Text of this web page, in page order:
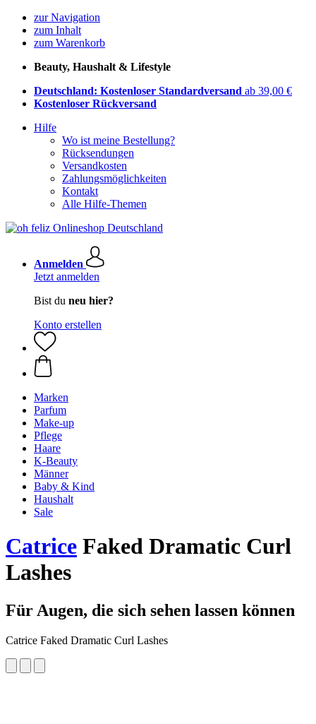
zur Navigation
zum Inhalt
zum Warenkorb
Beauty, Haushalt & Lifestyle
Deutschland: Kostenloser Standardversand ab 39,00 €
Kostenloser Rückversand
Hilfe
Wo ist meine Bestellung?
Rücksendungen
Versandkosten
Zahlungsmöglichkeiten
Kontakt
Alle Hilfe-Themen
Anmelden
Jetzt anmelden
Bist du neu hier?
Konto erstellen
Marken
Parfum
Make-up
Pflege
Haare
K-Beauty
Männer
Baby & Kind
Haushalt
Sale
Catrice Faked Dramatic Curl
Lashes
Für Augen, die sich sehen lassen können
Catrice Faked Dramatic Curl Lashes